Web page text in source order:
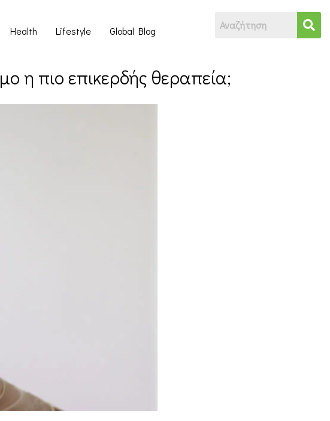
Health Lifestyle Global Blog
η πιο επικερδής θεραπεία;